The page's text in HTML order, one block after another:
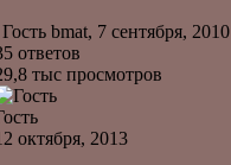
bmat, 7 сентября, 2010
ответов
тыс просмотров
октября, 2013